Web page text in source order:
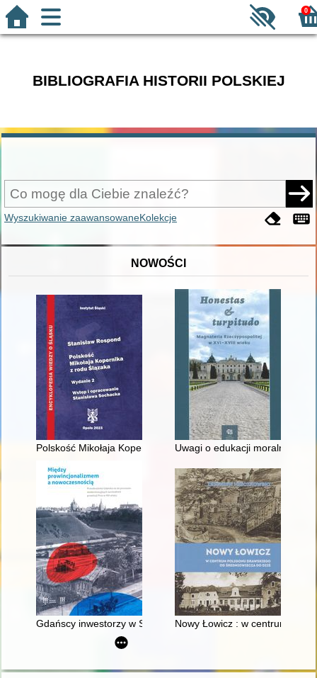
0
BIBLIOGRAFIA HISTORII POLSKIEJ
Wyszukiwanie zaawansowaneKolekcje
NOWOŚCI
Polskość Mikołaja Kopernika z rodu ŚlązakaUwagi o edukacji moralnej
Gdańscy inwestorzy w Sopocie : prestiż finansowy i
Nowy Łowicz : w centrum